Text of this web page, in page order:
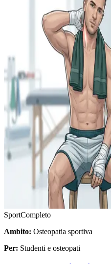
SportCompleto
Ambito: Osteopatia sportiva
Per: Studenti e osteopati